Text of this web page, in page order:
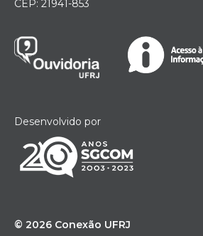
CEP: 21941-853
Desenvolvido por
© 2026 Conexão UFRJ